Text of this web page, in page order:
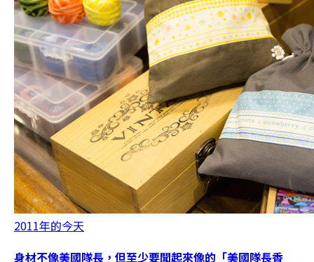
2011年的今天
身材不像美國隊長，但至少要聞起來像的「美國隊長香